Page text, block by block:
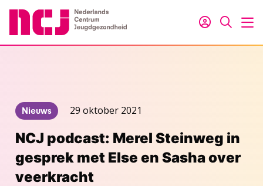
Inloggen
Zoeken
Nieuws 29 oktober 2021
NCJ podcast: Merel Steinweg in
gesprek met Else en Sasha over
veerkracht